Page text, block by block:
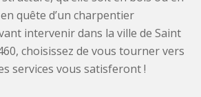
quête d’un charpentier
intervenir dans la ville de Saint
choisissez de vous tourner vers
services vous satisferont !